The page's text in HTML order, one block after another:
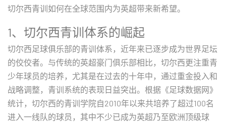
切尔西青训如何在全球范围内为英超带来新希望。
1、切尔西青训体系的崛起
切尔西足球俱乐部的青训体系，近年来已逐步成为世界足坛
的佼佼者。与传统的英超豪门俱乐部相比，切尔西更注重青
少年球员的培养，尤其是在过去的十年中，通过重金投入和
战略调整，青训系统的表现日益突出。根据《足球数据网》
统计，切尔西的青训学院自2010年以来共培养了超过100名
进入一线队的球员，其中不少已成为英超乃至欧洲顶级球